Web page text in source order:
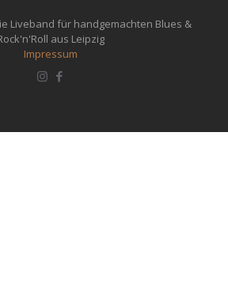
Liveband für handgemachten Blues &
aus Leipzig
Impressum